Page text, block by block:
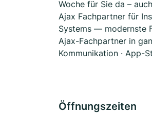
Woche für Sie da –
Ajax Fachpartner für
Systems — modernste
Ajax-Fachpartner in
Kommunikation · App-
Öffnungszeiten